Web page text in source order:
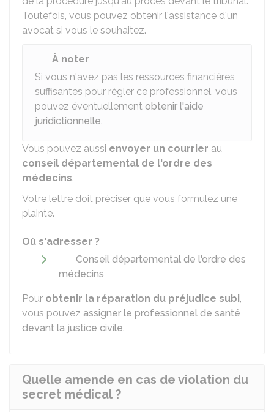
Toutefois, vous pouvez obtenir l'assistance d'un
avocat si vous le souhaitez.
À noter
Si vous n'avez pas les ressources financières
suffisantes pour régler ce professionnel, vous
pouvez éventuellement obtenir l'aide
juridictionnelle.
Vous pouvez aussi envoyer un courrier au
conseil départemental de l'ordre des
médecins.
Votre lettre doit préciser que vous formulez une
plainte.
Où s'adresser ?
Conseil départemental de l'ordre des
médecins
Pour obtenir la réparation du préjudice subi,
vous pouvez assigner le professionnel de santé
devant la justice civile.
Quelle amende en cas de violation du
secret médical ?